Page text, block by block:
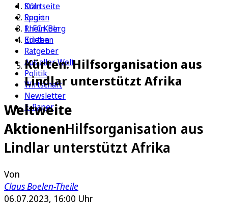
Köln
Sport
1. FC Köln
Erleben
Ratgeber
Aus aller Welt
Politik
Wirtschaft
Newsletter
E-Paper
Startseite
Region
Rhein-Berg
Kürten
Kürten: Hilfsorganisation aus
Lindlar unterstützt Afrika
Weltweite
AktionenHilfsorganisation aus
Lindlar unterstützt Afrika
Von
Claus Boelen-Theile
06.07.2023, 16:00 Uhr